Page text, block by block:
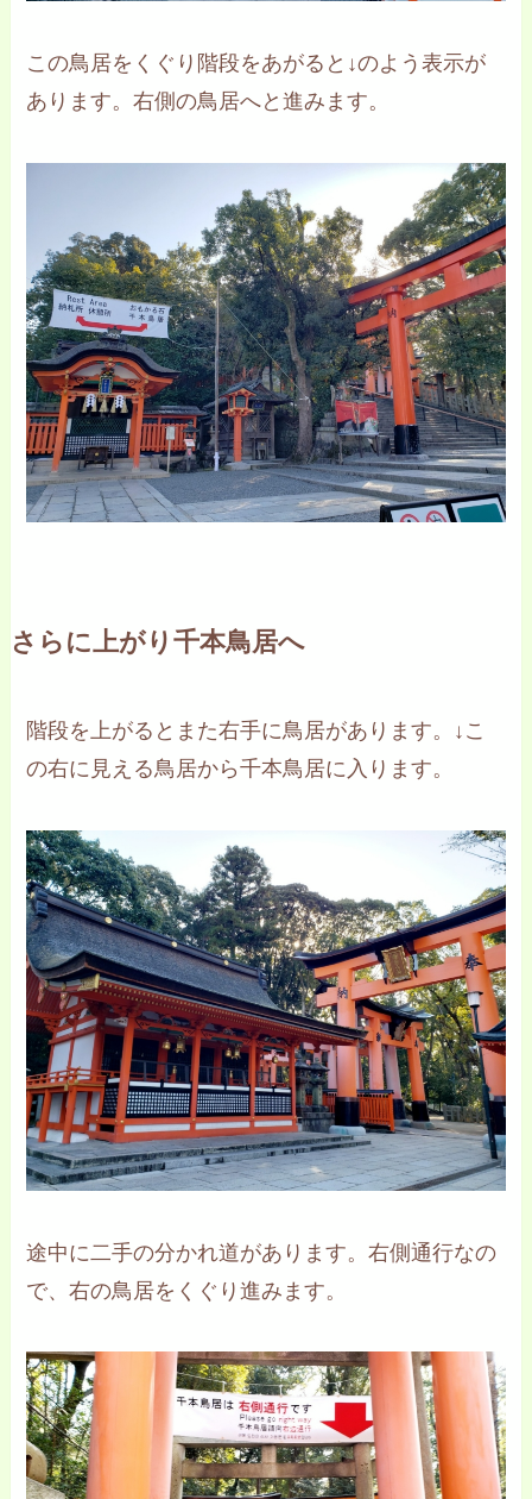
この鳥居をくぐり階段をあがると↓のよう表示が
あります。右側の鳥居へと進みます。
さらに上がり千本鳥居へ
階段を上がるとまた右手に鳥居があります。↓こ
の右に見える鳥居から千本鳥居に入ります。
途中に二手の分かれ道があります。右側通行なの
で、右の鳥居をくぐり進みます。